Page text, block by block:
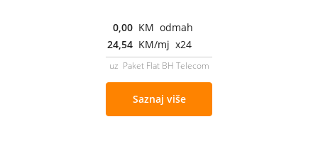
0,00 KM odmah
24,54 KM/mj x24
uz Paket Flat BH Telecom
Saznaj više